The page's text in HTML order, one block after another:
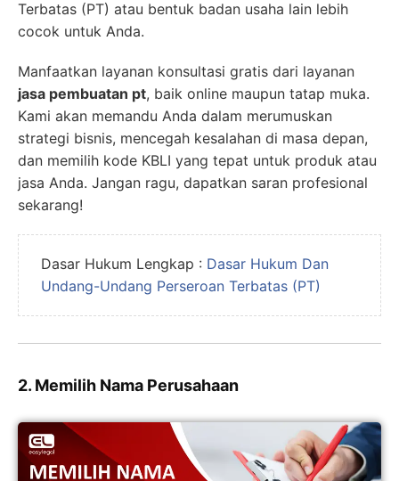
Terbatas (PT) atau bentuk badan usaha lain lebih
cocok untuk Anda.
Manfaatkan layanan konsultasi gratis dari layanan
jasa pembuatan pt, baik online maupun tatap muka.
Kami akan memandu Anda dalam merumuskan
strategi bisnis, mencegah kesalahan di masa depan,
dan memilih kode KBLI yang tepat untuk produk atau
jasa Anda. Jangan ragu, dapatkan saran profesional
sekarang!
Dasar Hukum Lengkap : Dasar Hukum Dan
Undang-Undang Perseroan Terbatas (PT)
2. Memilih Nama Perusahaan